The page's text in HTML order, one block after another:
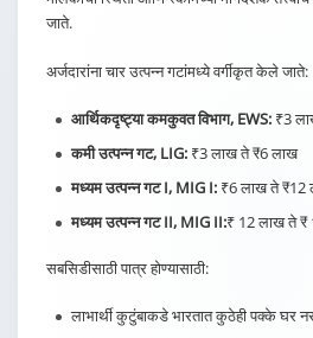
जाते.
अर्जदारांना चार उत्पन्न गटांमध्ये वर्गीकृत केले जाते:
आर्थिकदृष्ट्या कमकुवत विभाग, EWS: ₹3
कमी उत्पन्न गट, LIG: ₹3 लाख ते ₹6 लाख
मध्यम उत्पन्न गट I, MIG I: ₹6 लाख ते ₹12
मध्यम उत्पन्न गट II, MIG II:₹ 12 लाख ते ₹
सबसिडीसाठी पात्र होण्यासाठी:
लाभार्थी कुटुंबाकडे भारतात कुठेही पक्के घर